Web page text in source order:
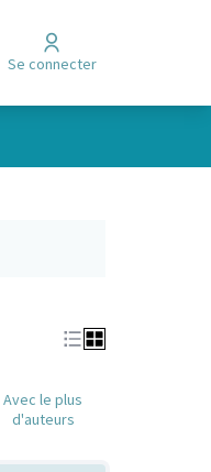
Se connecter
Avec le plus
d'auteurs